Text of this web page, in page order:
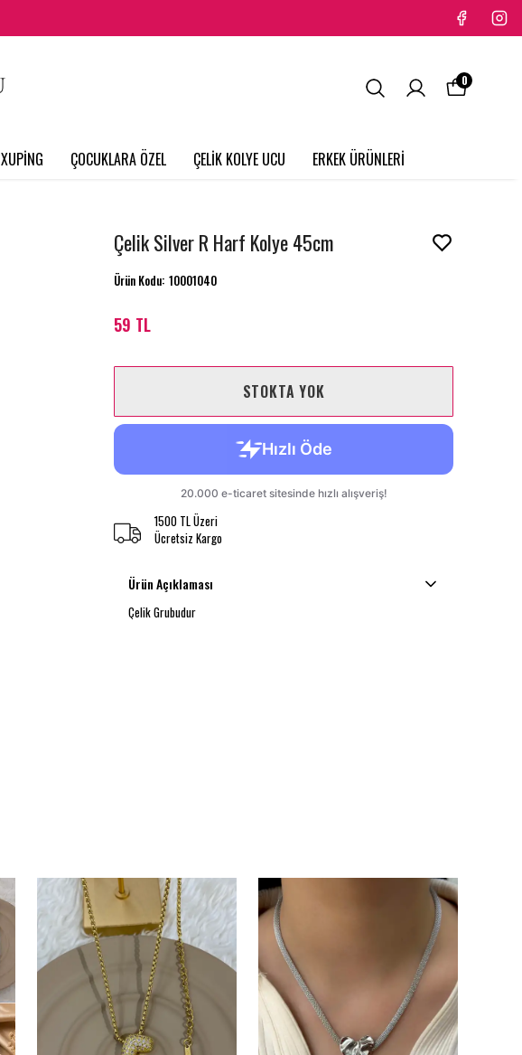
XUPİNG ÇOCUKLARA ÖZEL ÇELİK KOLYE UCU ERKEK ÜRÜNLERİ
0
Çelik Silver R Harf Kolye 45cm
Ürün Kodu: 10001040
59 TL
STOKTA YOK
1500 TL Üzeri
Ücretsiz Kargo
Ürün Açıklaması
Çelik Grubudur